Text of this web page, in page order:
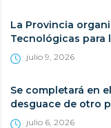
La Provincia
Tecnológicas para
julio 9, 2026
Se completará en
desguace de otro
julio 6, 2026